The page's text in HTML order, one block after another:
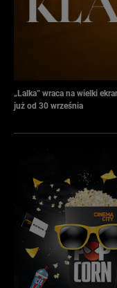
„Lalka” wraca na wielki
już od 30 września